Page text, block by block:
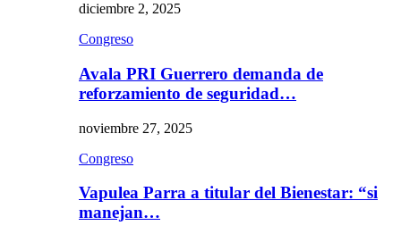
diciembre 2, 2025
Congreso
Avala PRI Guerrero demanda de
reforzamiento de seguridad…
noviembre 27, 2025
Congreso
Vapulea Parra a titular del Bienestar: “si
manejan…